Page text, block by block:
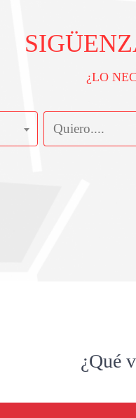
¿LO
¿Qué